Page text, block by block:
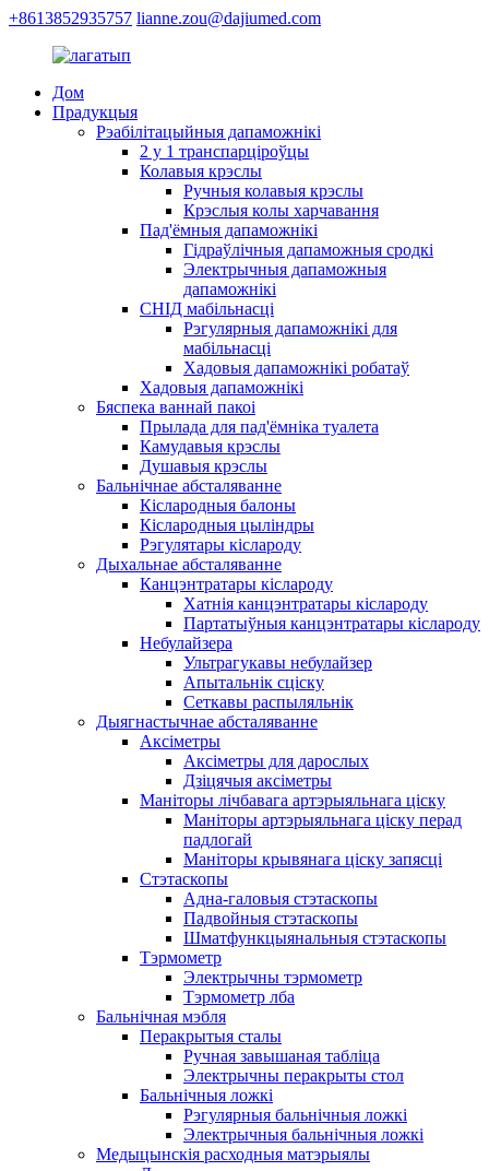
+8613852935757 lianne.zou@dajiumed.com
Дом
Прадукцыя
Рэабілітацыйныя дапаможнікі
2 у 1 транспарціроўцы
Колавыя крэслы
Ручныя колавыя крэслы
Крэслыя колы харчавання
Пад'ёмныя дапаможнікі
Гідраўлічныя дапаможныя сродкі
Электрычныя дапаможныя
дапаможнікі
СНІД мабільнасці
Рэгулярныя дапаможнікі для
мабільнасці
Хадовыя дапаможнікі робатаў
Хадовыя дапаможнікі
Бяспека ваннай пакоі
Прылада для пад'ёмніка туалета
Камудавыя крэслы
Душавыя крэслы
Бальнічнае абсталяванне
Кіслародныя балоны
Кіслародныя цыліндры
Рэгулятары кіслароду
Дыхальнае абсталяванне
Канцэнтратары кіслароду
Хатнія канцэнтратары кіслароду
Партатыўныя канцэнтратары кіслароду
Небулайзера
Ультрагукавы небулайзер
Апытальнік сціску
Сеткавы распыляльнік
Дыягнастычнае абсталяванне
Аксіметры
Аксіметры для дарослых
Дзіцячыя аксіметры
Маніторы лічбавага артэрыяльнага ціску
Маніторы артэрыяльнага ціску перад
падлогай
Маніторы крывянага ціску запясці
Стэтаскопы
Адна-галовыя стэтаскопы
Падвойныя стэтаскопы
Шматфункцыянальныя стэтаскопы
Тэрмометр
Электрычны тэрмометр
Тэрмометр лба
Бальнічная мэбля
Перакрытыя сталы
Ручная завышаная табліца
Электрычны перакрыты стол
Бальнічныя ложкі
Рэгулярныя бальнічныя ложкі
Электрычныя бальнічныя ложкі
Медыцынскія расходныя матэрыялы